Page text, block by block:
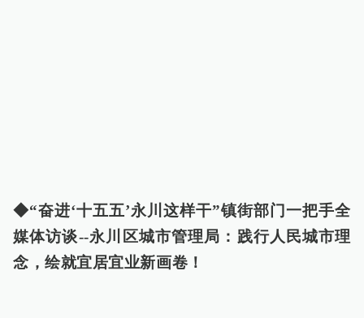
◆“奋进‘十五五’永川这样干”镇街部门一把手全
媒体访谈--永川区城市管理局：践行人民城市理
念，绘就宜居宜业新画卷！